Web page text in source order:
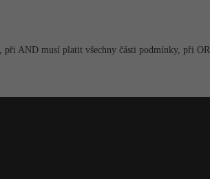
při AND musí platit všechny části podmínky, při OR